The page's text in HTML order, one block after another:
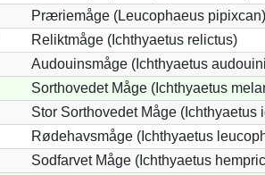
Præriemåge (Leucophaeus pipixcan)
Reliktmåge (Ichthyaetus relictus)
Audouinsmåge (Ichthyaetus
Sorthovedet Måge (Ichthyaetus
Stor Sorthovedet Måge (Ichthyaetus
Rødehavsmåge (Ichthyaetus
Sodfarvet Måge (Ichthyaetus